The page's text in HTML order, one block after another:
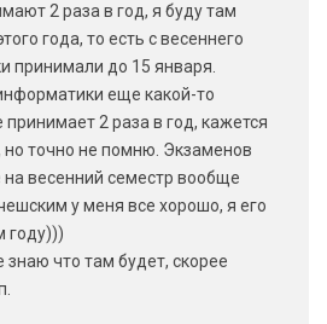
2 раза в год, я буду там
года, то есть с весеннего
принимали до 15 января.
еще какой-то
2 раза в год, кажется
но точно не помню. Экзаменов
весенний семестр вообще
у меня все хорошо, я его
году)))
знаю что там будет, скорее